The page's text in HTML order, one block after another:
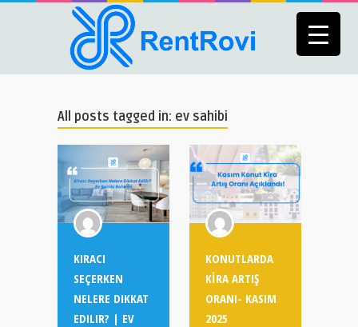
All posts tagged in: ev sahibi
KIRACI
SEÇERKEN
NELERE DIKKAT
EDILIR? | EV
KONUTLARDA
KİRA ARTIŞ
ORANI- KASIM
2025